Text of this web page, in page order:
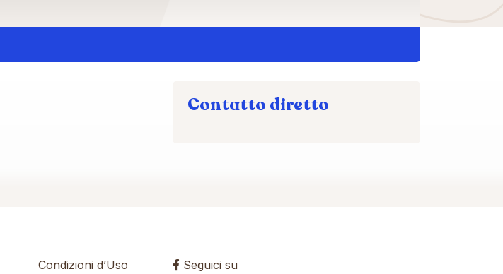
Contatto diretto
Condizioni d’Uso Seguici su